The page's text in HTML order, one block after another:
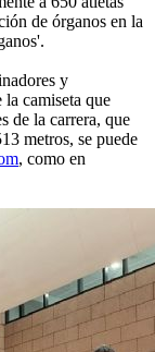
de órganos en la
y
camiseta que
de la carrera, que
metros, se puede
, como en